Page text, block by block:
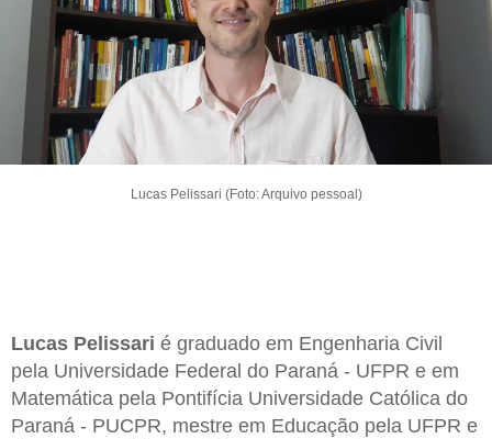
Lucas Pelissari (Foto: Arquivo pessoal)
Lucas Pelissari é graduado em Engenharia Civil
pela Universidade Federal do Paraná - UFPR e em
Matemática pela Pontifícia Universidade Católica do
Paraná - PUCPR, mestre em Educação pela UFPR e